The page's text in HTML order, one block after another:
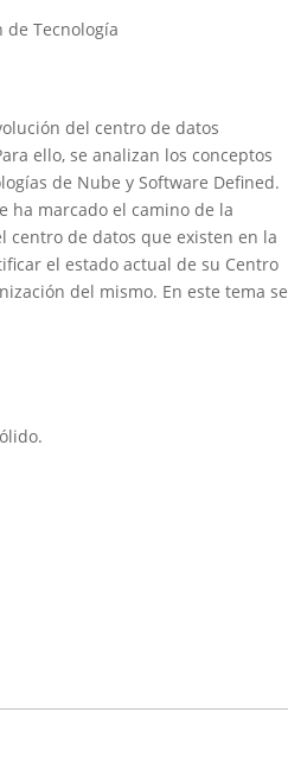
Tecnología
del centro de datos
ello, se analizan los conceptos
de Nube y Software Defined.
ha marcado el camino de la
centro de datos que existen en la
el estado actual de su Centro
del mismo. En este tema se